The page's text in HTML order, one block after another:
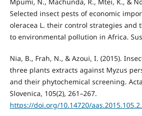
Mpumi, N., Machunda, R., Mtei, K., &
Selected insect pests of economic
oleracea L. their control strategies and
to environmental pollution in Africa.
Nia, B., Frah, N., & Azoui, I. (2015).
three plants extracts against Myzus
and their phytochemical screening.
Slovenica, 105(2), 261–267.
https://doi.org/10.14720/